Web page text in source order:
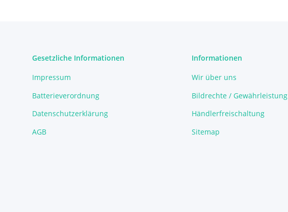
Gesetzliche Informationen
Impressum
Batterieverordnung
Datenschutzerklärung
AGB
Informationen
Wir über uns
Bildrechte / Gewährleistung
Händlerfreischaltung
Sitemap